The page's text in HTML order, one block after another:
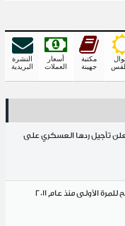
أسعار
العملات
النشرة
البريدية
العسكري على
عام 2011